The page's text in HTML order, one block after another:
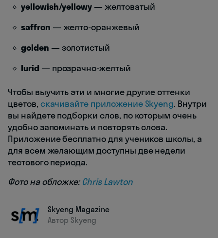
yellowish/yellowy — желтоватый
saffron — желто-оранжевый
golden — золотистый
lurid — прозрачно-желтый
Чтобы выучить эти и многие другие оттенки
цветов, скачивайте приложение Skyeng. Внутри
вы найдете подборки слов, по которым очень
удобно запоминать и повторять слова.
Приложение бесплатно для учеников школы, а
для всем желающим доступны две недели
тестового периода.
Фото на обложке: Chris Lawton
Skyeng Magazine
Автор Skyeng